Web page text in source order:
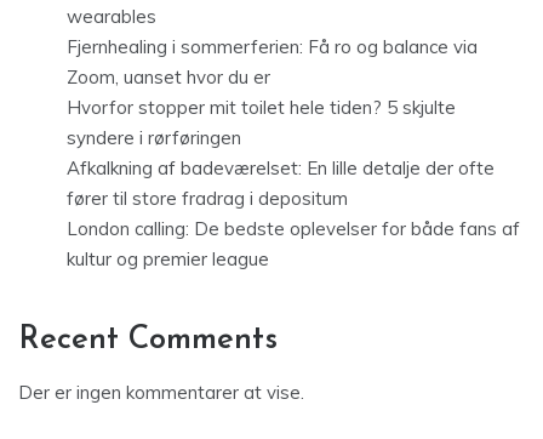
wearables
Fjernhealing i sommerferien: Få ro og balance via
Zoom, uanset hvor du er
Hvorfor stopper mit toilet hele tiden? 5 skjulte
syndere i rørføringen
Afkalkning af badeværelset: En lille detalje der ofte
fører til store fradrag i depositum
London calling: De bedste oplevelser for både fans af
kultur og premier league
Recent Comments
Der er ingen kommentarer at vise.